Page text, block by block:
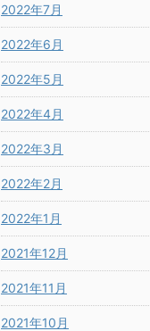
2022年7月
2022年6月
2022年5月
2022年4月
2022年3月
2022年2月
2022年1月
2021年12月
2021年11月
2021年10月